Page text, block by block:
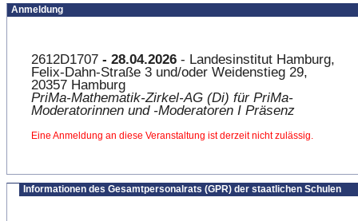
Anmeldung
2612D1707 - 28.04.2026 - Landesinstitut Hamburg,
Felix-Dahn-Straße 3 und/oder Weidenstieg 29,
20357 Hamburg
PriMa-Mathematik-Zirkel-AG​​ (Di) für PriMa-
Moderatorinnen und -Moderatoren I Präsenz
Eine Anmeldung an diese Veranstaltung ist derzeit nicht zulässig.
Informationen des Gesamtpersonalrats (GPR) der staatlichen Schulen